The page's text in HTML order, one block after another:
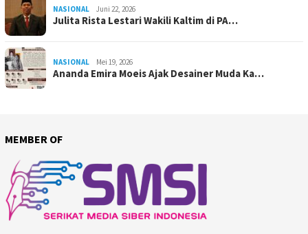
NASIONAL Juni 22, 2026
Julita Rista Lestari Wakili Kaltim di PA…
NASIONAL Mei 19, 2026
Ananda Emira Moeis Ajak Desainer Muda Ka…
MEMBER OF